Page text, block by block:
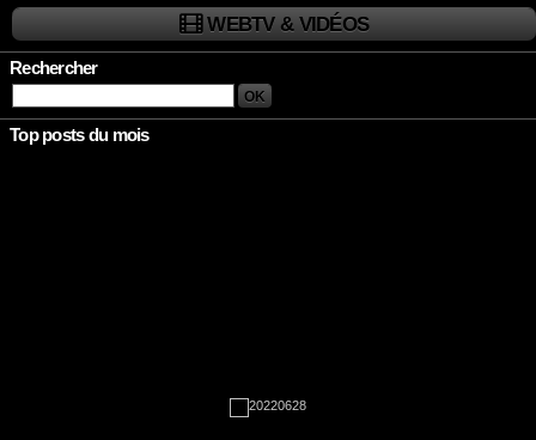
WEBTV & VIDÉOS
Rechercher
Top posts du mois